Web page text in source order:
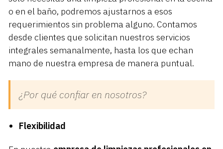
o en el baño, podremos ajustarnos a esos
requerimientos sin problema alguno. Contamos
desde clientes que solicitan nuestros servicios
integrales semanalmente, hasta los que echan
mano de nuestra empresa de manera puntual.
¿Por qué confiar en nosotros?
Flexibilidad